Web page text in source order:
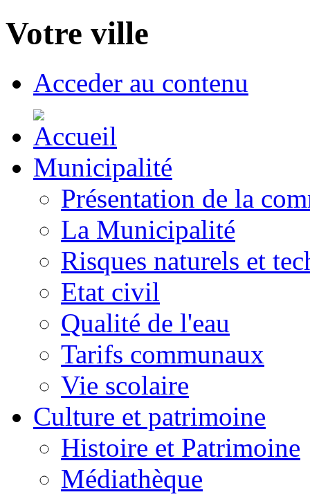
Votre ville
Acceder au contenu
Municipalité
Présentation de la
La Municipalité
Risques naturels et
Etat civil
Qualité de l'eau
Tarifs communaux
Vie scolaire
Culture et patrimoine
Histoire et Patrimoine
Médiathèque